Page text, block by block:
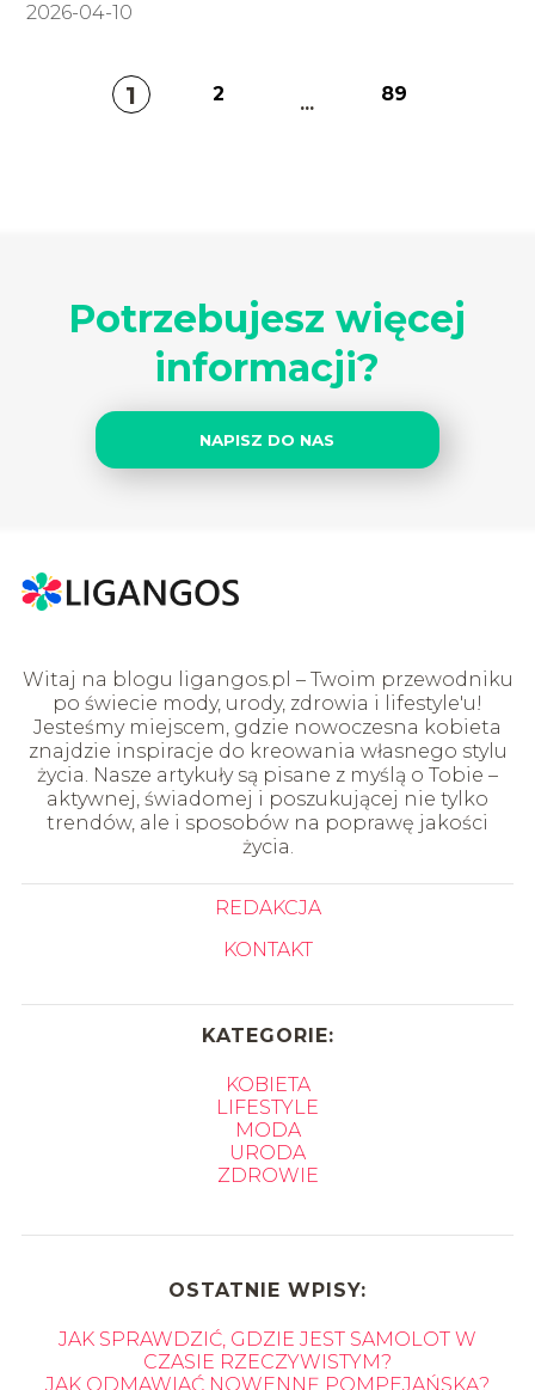
2026-04-10
1 2 ... 89
Potrzebujesz więcej
informacji?
NAPISZ DO NAS
Witaj na blogu ligangos.pl – Twoim przewodniku
po świecie mody, urody, zdrowia i lifestyle'u!
Jesteśmy miejscem, gdzie nowoczesna kobieta
znajdzie inspiracje do kreowania własnego stylu
życia. Nasze artykuły są pisane z myślą o Tobie –
aktywnej, świadomej i poszukującej nie tylko
trendów, ale i sposobów na poprawę jakości
życia.
REDAKCJA
KONTAKT
KATEGORIE:
KOBIETA
LIFESTYLE
MODA
URODA
ZDROWIE
OSTATNIE WPISY:
JAK SPRAWDZIĆ, GDZIE JEST SAMOLOT W
CZASIE RZECZYWISTYM?
JAK ODMAWIAĆ NOWENNĘ POMPEJAŃSKĄ?